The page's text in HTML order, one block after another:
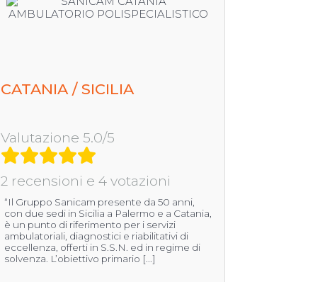
CATANIA / SICILIA
Valutazione 5.0/5
2 recensioni e 4 votazioni
“Il Gruppo Sanicam presente da 50 anni,
con due sedi in Sicilia a Palermo e a Catania,
è un punto di riferimento per i servizi
ambulatoriali, diagnostici e riabilitativi di
eccellenza, offerti in S.S.N. ed in regime di
solvenza. L’obiettivo primario [...]